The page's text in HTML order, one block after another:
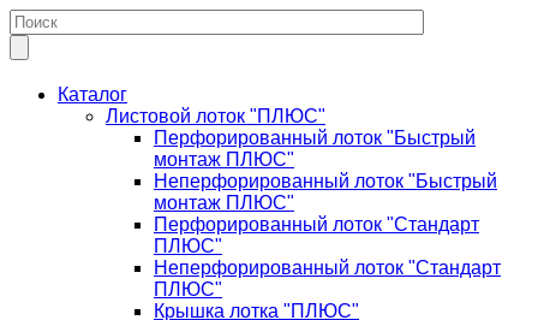
Каталог
Листовой лоток "ПЛЮС"
Перфорированный лоток "Быстрый
монтаж ПЛЮС"
Неперфорированный лоток "Быстрый
монтаж ПЛЮС"
Перфорированный лоток "Стандарт
ПЛЮС"
Неперфорированный лоток "Стандарт
ПЛЮС"
Крышка лотка "ПЛЮС"